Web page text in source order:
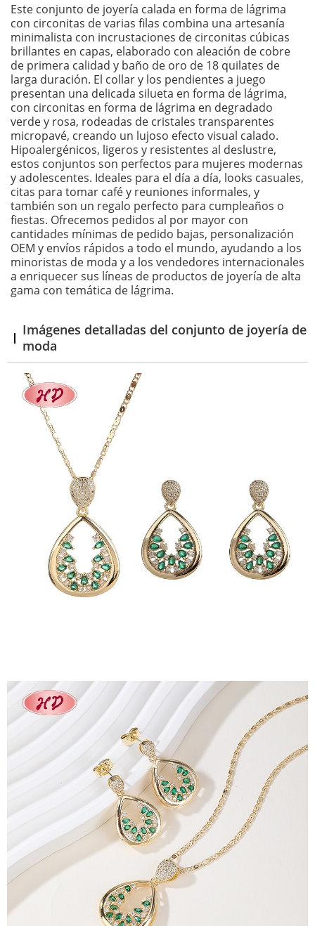
Este conjunto de joyería calada en forma de lágrima
con circonitas de varias filas combina una artesanía
minimalista con incrustaciones de circonitas cúbicas
brillantes en capas, elaborado con aleación de cobre
de primera calidad y baño de oro de 18 quilates de
larga duración. El collar y los pendientes a juego
presentan una delicada silueta en forma de lágrima,
con circonitas en forma de lágrima en degradado
verde y rosa, rodeadas de cristales transparentes
micropavé, creando un lujoso efecto visual calado.
Hipoalergénicos, ligeros y resistentes al deslustre,
estos conjuntos son perfectos para mujeres modernas
y adolescentes. Ideales para el día a día, looks casuales,
citas para tomar café y reuniones informales, y
también son un regalo perfecto para cumpleaños o
fiestas. Ofrecemos pedidos al por mayor con
cantidades mínimas de pedido bajas, personalización
OEM y envíos rápidos a todo el mundo, ayudando a los
minoristas de moda y a los vendedores internacionales
a enriquecer sus líneas de productos de joyería de alta
gama con temática de lágrima.
Imágenes detalladas del conjunto de joyería de
moda